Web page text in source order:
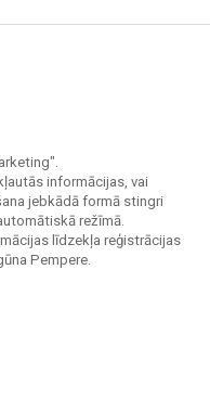
informācijas, vai
jebkādā formā stingri
režīmā.
līdzekļa reģistrācijas
Pempere.